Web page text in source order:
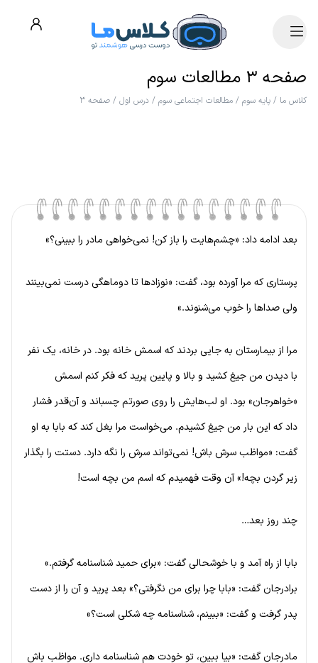
صفحه ۳ مطالعات سوم
کلاس ما / پایه سوم / مطالعات اجتماعی سوم / درس اول / صفحه ۳
بعد ادامه داد: «چشم‌هایت را باز کن! نمی‌خواهی مادر را ببینی؟»
پرستاری که مرا آورده بود، گفت: «نوزادها تا دوماهگی درست نمی‌بینند
ولی صداها را خوب می‌شنوند.»
مرا از بیمارستان به جایی بردند که اسمش خانه بود. در خانه، یک نفر
با دیدن من جیغ کشید و بالا و پایین پرید که فکر کنم اسمش
«خواهرجان» بود. او لب‌هایش را روی صورتم چسباند و آن‌قدر فشار
داد که این بار من جیغ کشیدم. می‌خواست مرا بغل کند که بابا به او
گفت: «مواظب سرش باش! نمی‌تواند سرش را نگه دارد. دستت را بگذار
زیر گردن بچه!» آن وقت فهمیدم که اسم من بچه است!
چند روز بعد…
بابا از راه آمد و با خوشحالی گفت: «برای حمید شناسنامه گرفتم.»
برادرجان گفت: «بابا چرا برای من نگرفتی؟» بعد پرید و آن را از دست
پدر گرفت و گفت: «ببینم، شناسنامه چه شکلی است؟»
مادرجان گفت: «بیا ببین، تو خودت هم شناسنامه داری. مواظب باش